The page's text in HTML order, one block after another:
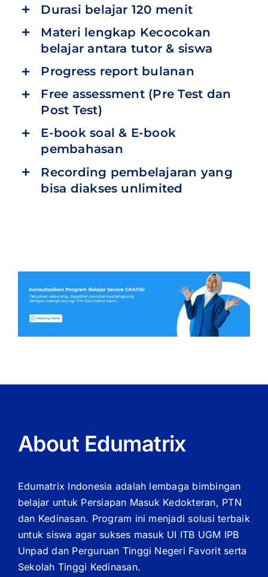
Durasi belajar 120 menit
Materi lengkap Kecocokan
belajar antara tutor & siswa
Progress report bulanan
Free assessment (Pre Test dan
Post Test)
E-book soal & E-book
pembahasan
Recording pembelajaran yang
bisa diakses unlimited
About Edumatrix
Edumatrix Indonesia adalah lembaga bimbingan
belajar untuk Persiapan Masuk Kedokteran, PTN
dan Kedinasan. Program ini menjadi solusi terbaik
untuk siswa agar sukses masuk UI ITB UGM IPB
Unpad dan Perguruan Tinggi Negeri Favorit serta
Sekolah Tinggi Kedinasan.